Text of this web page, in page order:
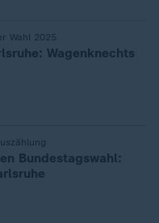
Wahl 2025
Wagenknechts
Bundestagswahl: